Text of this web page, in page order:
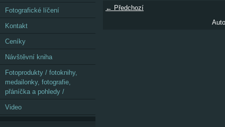
← Předchozí
Fotografické líčení
Kontakt
Ceníky
Návštěvní kniha
Fotoprodukty / fotoknihy,
medailonky, fotografie,
přáníčka a pohledy /
Video